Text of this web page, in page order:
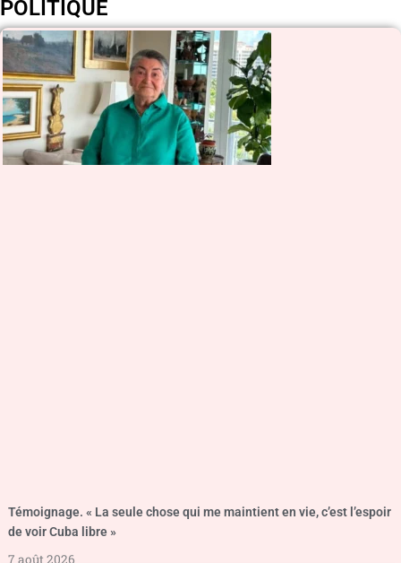
POLITIQUE
Témoignage. « La seule chose qui me maintient en vie, c’est l’espoir
de voir Cuba libre »
7 août 2026